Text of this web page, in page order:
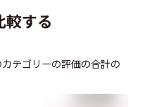
する
テゴリーの評価の合計の